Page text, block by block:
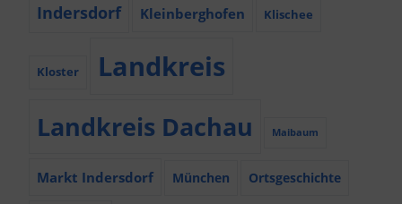
Indersdorf Kleinberghofen Klischee
Kloster Landkreis
Landkreis Dachau Maibaum
Markt Indersdorf München Ortsgeschichte